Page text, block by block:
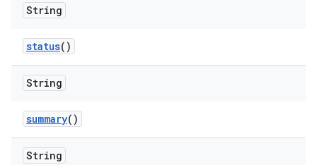
String
status()
String
summary()
String